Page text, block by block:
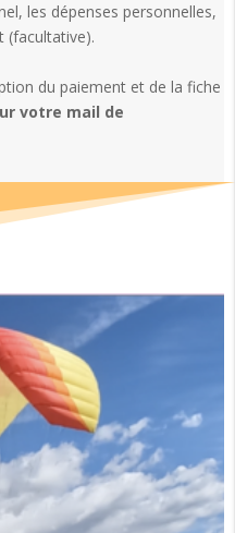
les dépenses personnelles,
(facultative).
du paiement et de la fiche
votre mail de